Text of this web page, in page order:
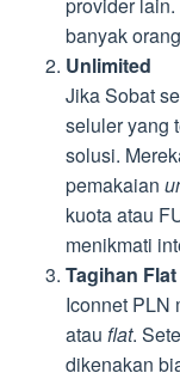
provider
banyak
Unlimited
Jika Sobat
seluler yang
solusi.
pemakaian
kuota atau
menikmati
Tagihan Flat
Iconnet PLN
atau flat.
dikenakan